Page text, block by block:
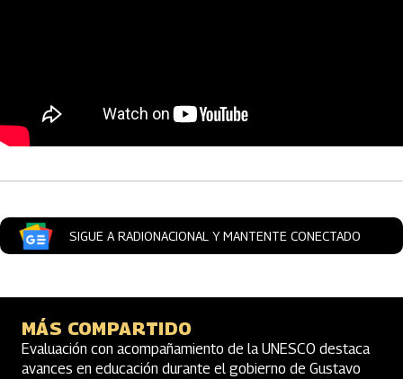
Artículos Player
SIGUE A RADIONACIONAL Y MANTENTE CONECTADO
MÁS COMPARTIDO
Evaluación con acompañamiento de la UNESCO destaca
avances en educación durante el gobierno de Gustavo